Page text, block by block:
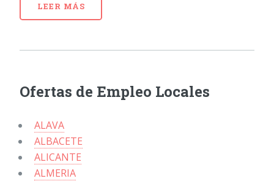
LEER MÁS
Ofertas de Empleo Locales
ALAVA
ALBACETE
ALICANTE
ALMERIA